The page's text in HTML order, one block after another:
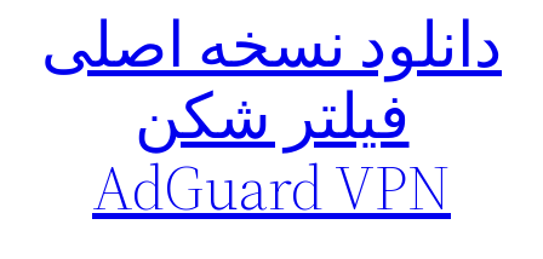
دانلود نسخه اصلی
فیلتر شکن
AdGuard VPN